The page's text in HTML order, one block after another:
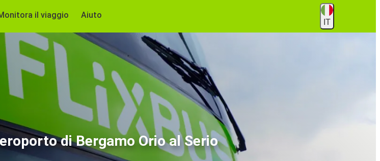
il viaggio Aiuto
IT
di Bergamo Orio al Serio